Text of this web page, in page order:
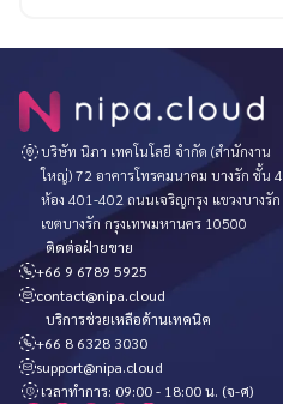
บริษัท นิภา เทคโนโลยี จำกัด (สำนักงาน
ใหญ่) 72 อาคารโทรคมนาคม บางรัก ชั้น 4
ห้อง 401-402 ถนนเจริญกรุง แขวงบางรัก
เขตบางรัก กรุงเทพมหานคร 10500
ติดต่อฝ่ายขาย
+66 9 6789 5925
contact@nipa.cloud
บริการช่วยเหลือด้านเทคนิค
+66 8 6328 3030
support@nipa.cloud
เวลาทำการ: 09:00 - 18:00 น. (จ-ศ)